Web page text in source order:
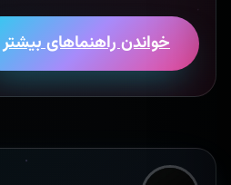
خواندن راهنماهای بیشتر